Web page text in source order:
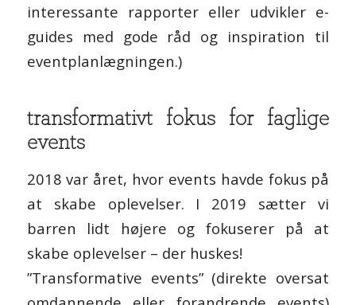
interessante rapporter eller udvikler e-
guides med gode råd og inspiration til
eventplanlægningen.)
transformativt fokus for faglige
events
2018 var året, hvor events havde fokus på
at skabe oplevelser. I 2019 sætter vi
barren lidt højere og fokuserer på at
skabe oplevelser – der huskes!
”Transformative events” (direkte oversat